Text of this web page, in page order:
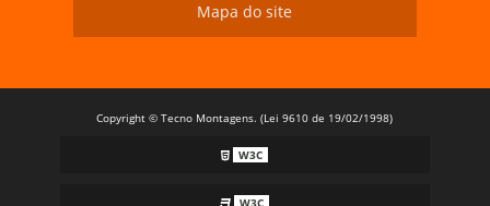
Mapa do site
Copyright © Tecno Montagens. (Lei 9610 de 19/02/1998)
W3C